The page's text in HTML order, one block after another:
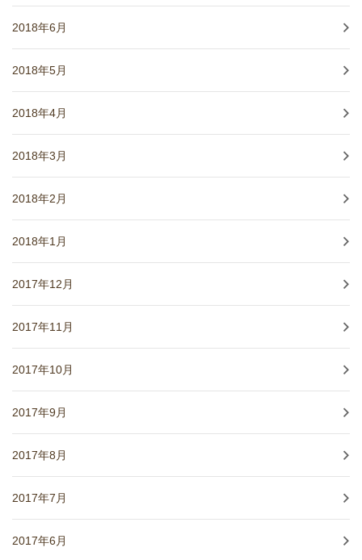
2018年6月
2018年5月
2018年4月
2018年3月
2018年2月
2018年1月
2017年12月
2017年11月
2017年10月
2017年9月
2017年8月
2017年7月
2017年6月